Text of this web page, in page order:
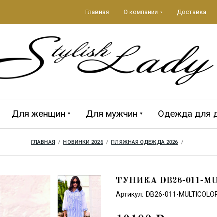
Главная О компании Доставка
Для женщин Для мужчин Одежда для
ГЛАВНАЯ
  /
НОВИНКИ 2026
  /
ПЛЯЖНАЯ ОДЕЖДА 2026
  /
ТУНИКА DB26-011-
Артикул: DB26-011-